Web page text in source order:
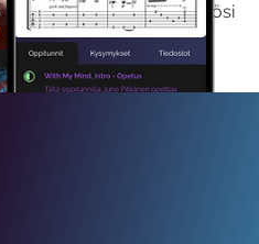
koko sisältömme käyttöösi
ajaksi.